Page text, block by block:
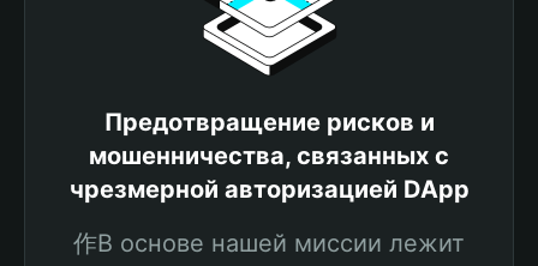
Предотвращение рисков и
мошенничества, связанных с
чрезмерной авторизацией DApp
作В основе нашей миссии лежит